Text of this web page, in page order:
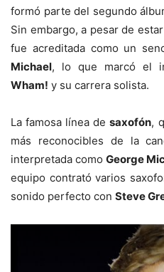
formó parte del segundo
Sin embargo, a pesar de
fue acreditada como un
Michael, lo que marcó el
Wham! y su carrera solista.
La famosa línea desaxofón,
más reconocibles de la
interpretada comoGeorge
equipo contrató varios
sonido perfecto con Steve